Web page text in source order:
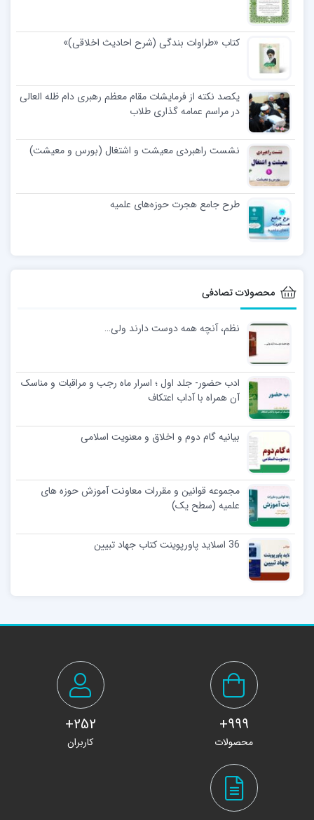
کتاب «طراوات بندگی (شرح احادیث اخلاقی)»
یکصد نکته از فرمایشات مقام معظم رهبری دام ظله العالی
در مراسم عمامه گذاری طلاب
نشست راهبردی معیشت و اشتغال (بورس و معیشت)
طرح جامع هجرت حوزه‌های علمیه
محصولات تصادفی
نظم، آنچه همه دوست دارند ولی…
ادب حضور- جلد اول ؛ اسرار ماه رجب و مراقبات و مناسک
آن همراه با آداب اعتکاف
بیانیه گام دوم و اخلاق و معنویت اسلامی
مجموعه قوانین و مقررات معاونت آموزش حوزه های
علمیه (سطح یک)
36 اسلاید پاورپوینت کتاب جهاد تبیین
999+
محصولات
252+
کاربران